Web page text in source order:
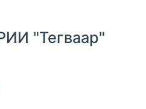
"Тегваар"